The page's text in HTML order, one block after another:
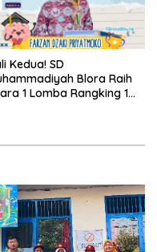
Kedua! SD
Blora Raih
1 Lomba Rangking 1